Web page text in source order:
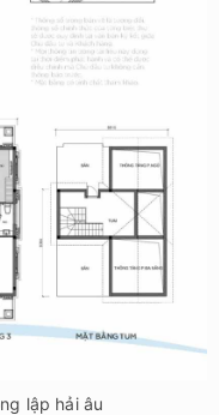
lập hải âu